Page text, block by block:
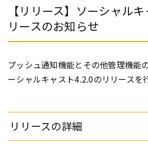
【リリース】ソーシャル
リースのお知らせ
プッシュ通知機能とその他管理機能
ーシャルキャスト4.2.0のリリースを
リリースの詳細